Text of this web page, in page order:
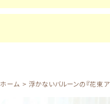
ホーム 浮かないバルーンの『花束ア